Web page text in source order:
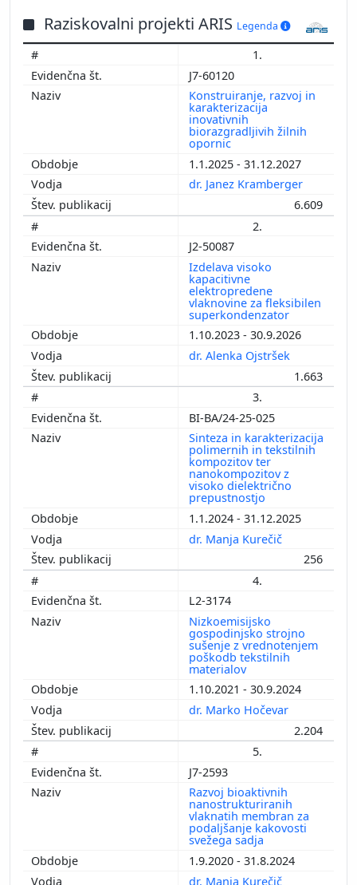
Raziskovalni projekti ARIS Legenda
1.
J7-60120
Konstruiranje, razvoj in
karakterizacija
inovativnih
biorazgradljivih žilnih
opornic
1.1.2025 - 31.12.2027
dr. Janez Kramberger
6.609
2.
J2-50087
Izdelava visoko
kapacitivne
elektropredene
vlaknovine za fleksibilen
superkondenzator
1.10.2023 - 30.9.2026
dr. Alenka Ojstršek
1.663
3.
BI-BA/24-25-025
Sinteza in karakterizacija
polimernih in tekstilnih
kompozitov ter
nanokompozitov z
visoko dielektrično
prepustnostjo
1.1.2024 - 31.12.2025
dr. Manja Kurečič
256
4.
L2-3174
Nizkoemisijsko
gospodinjsko strojno
sušenje z vrednotenjem
poškodb tekstilnih
materialov
1.10.2021 - 30.9.2024
dr. Marko Hočevar
2.204
5.
J7-2593
Razvoj bioaktivnih
nanostrukturiranih
vlaknatih membran za
podaljšanje kakovosti
svežega sadja
1.9.2020 - 31.8.2024
dr. Manja Kurečič